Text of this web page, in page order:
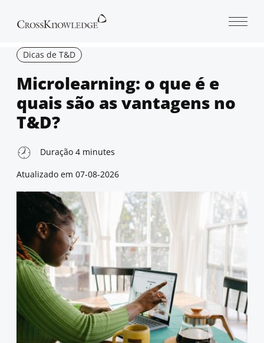
Dicas de T&D
Microlearning: o que é e
quais são as vantagens no
T&D?
Duração 4 minutes
Atualizado em 07-08-2026